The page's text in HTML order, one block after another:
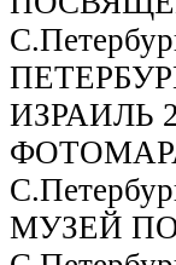
ИЗРАИЛЬ
МУЗЕЙ